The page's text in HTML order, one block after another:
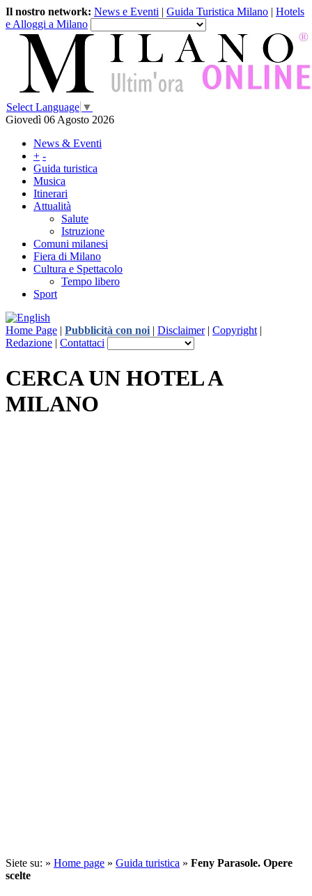
Il nostro network: News e Eventi | Guida Turistica Milano | Hotels
e Alloggi a Milano
Select Language ▼
Giovedì 06 Agosto 2026
News & Eventi
+ -
Guida turistica
Musica
Itinerari
Attualità
Salute
Istruzione
Comuni milanesi
Fiera di Milano
Cultura e Spettacolo
Tempo libero
Sport
Home Page | Pubblicità con noi | Disclaimer| Copyright |
Redazione | Contattaci
CERCA UN HOTEL A
MILANO
Siete su: » Home page » Guida turistica » Feny Parasole. Opere
scelte